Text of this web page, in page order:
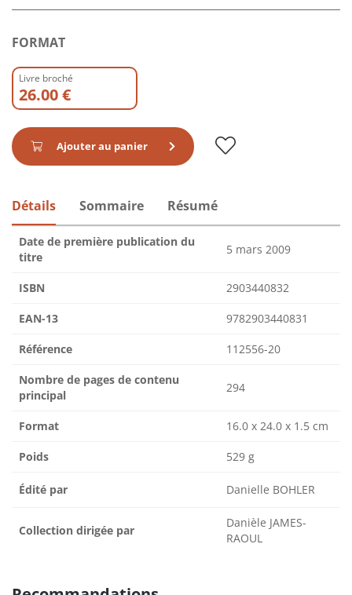
FORMAT
Livre broché
26.00 €
Ajouter au panier
Détails Sommaire Résumé
Date de première publication du
titre
5 mars 2009
ISBN 2903440832
EAN-13 9782903440831
Référence 112556-20
Nombre de pages de contenu
principal
294
Format 16.0 x 24.0 x 1.5 cm
Poids 529 g
Édité par Danielle BOHLER
Collection dirigée par
Danièle JAMES-
RAOUL